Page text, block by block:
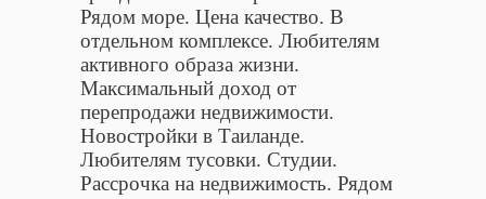
Рядом море. Цена качество. В
отдельном комплексе. Любителям
активного образа жизни.
Максимальный доход от
перепродажи недвижимости.
Новостройки в Таиланде.
Любителям тусовки. Студии.
Рассрочка на недвижимость. Рядом